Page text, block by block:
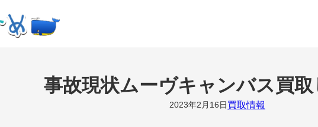
事故現状ムーヴキャンバス買取
2023年2月16日買取情報